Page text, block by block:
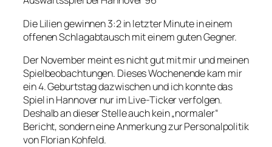
Die Lilien gewinnen 3:2 in letzter Minute in einem
offenen Schlagabtausch mit einem guten Gegner.
Der November meint es nicht gut mit mir und meinen
Spielbeobachtungen. Dieses Wochenende kam mir
ein 4. Geburtstag dazwischen und ich konnte das
Spiel in Hannover nur im Live-Ticker verfolgen.
Deshalb an dieser Stelle auch kein „normaler“
Bericht, sondern eine Anmerkung zur Personalpolitik
von Florian Kohfeld.